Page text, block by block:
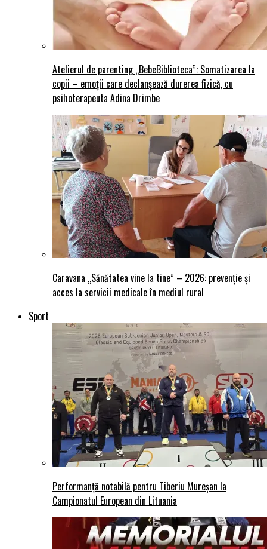
Atelierul de parenting „BebeBiblioteca”: Somatizarea la
copii – emoții care declanșează durerea fizică, cu
psihoterapeuta Adina Drimbe
Caravana „Sănătatea vine la tine” – 2026: prevenție și
acces la servicii medicale în mediul rural
Sport
Performanță notabilă pentru Tiberiu Mureșan la
Campionatul European din Lituania